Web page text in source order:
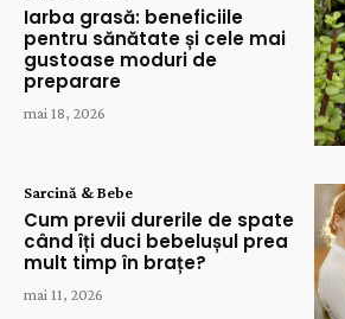
Iarba grasă: beneficiile
pentru sănătate și cele mai
gustoase moduri de
preparare
mai 18, 2026
Sarcină & Bebe
Cum previi durerile de spate
când îți duci bebelușul prea
mult timp în brațe?
mai 11, 2026